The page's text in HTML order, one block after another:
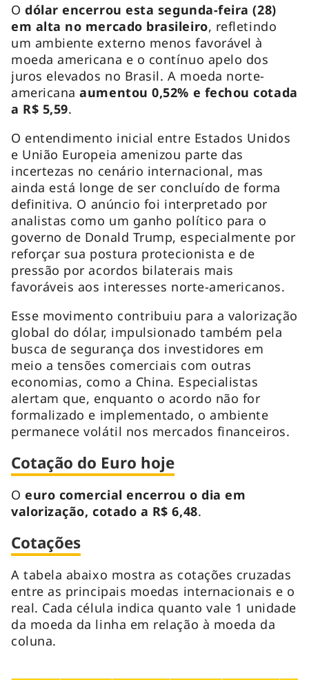
Odólar encerrou esta segunda-feira (28)
em alta no mercado brasileiro, refletindo
um ambiente externo menos favorável à
moeda americana e o contínuo apelo dos
juros elevados no Brasil. A moeda norte-
americanaaumentou 0,52% e fechou cotada
a R$ 5,59.
O entendimento inicial entre Estados Unidos
e União Europeia amenizou parte das
incertezas no cenário internacional, mas
ainda está longe de ser concluído de forma
definitiva. O anúncio foi interpretado por
analistas como um ganho político para o
governo de Donald Trump, especialmente por
reforçar sua postura protecionista e de
pressão por acordos bilaterais mais
favoráveis aos interesses norte-americanos.
Esse movimento contribuiu para a valorização
global do dólar, impulsionado também pela
busca de segurança dos investidores em
meio a tensões comerciais com outras
economias, como a China. Especialistas
alertam que, enquanto o acordo não for
formalizado e implementado, o ambiente
permanece volátil nos mercados financeiros.
Cotação do Euro hoje
Oeuro comercial encerrou o dia em
valorização, cotado a R$ 6,48.
Cotações
A tabela abaixo mostra as cotações cruzadas
entre as principais moedas internacionais e o
real. Cada célula indica quanto vale 1 unidade
da moeda da linha em relação à moeda da
coluna.